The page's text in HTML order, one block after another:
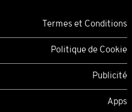
Termes et Conditions
Politique de Cookie
Publicité
Apps